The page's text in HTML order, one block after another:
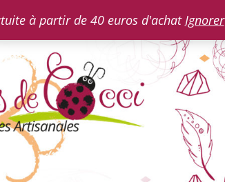
à partir de 40 euros d'achatIgnorer